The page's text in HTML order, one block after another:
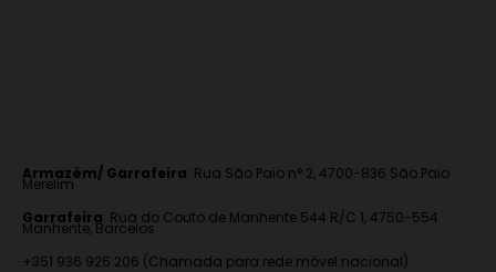
Armazém/ Garrafeira: Rua São Paio n° 2, 4700-836 São Paio
Merelim
Garrafeira: Rua do Couto de Manhente 544 R/C 1, 4750-554
Manhente, Barcelos
+351 936 925 206 (Chamada para rede móvel nacional)